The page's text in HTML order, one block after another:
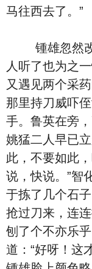
马往西去了。”
锺雄忽然改
人听了也为之
又遇见两个采
那里持刀威吓
手。鲁英在旁
姚猛二人早已
此，不要如此
说，快说。”智
于拣了几个石
抢过刀来，连
刨了个不亦乐
道：“好呀！这